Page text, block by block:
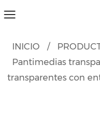
INICIO /
Pantimedias
transparentes con